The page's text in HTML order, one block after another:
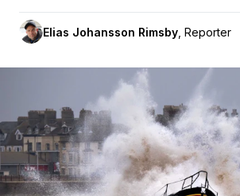
Elias Johansson Rimsby Reporter